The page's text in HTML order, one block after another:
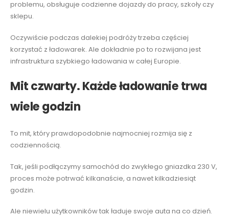
problemu, obsługuje codzienne dojazdy do pracy, szkoły czy
sklepu.
Oczywiście podczas dalekiej podróży trzeba częściej
korzystać z ładowarek. Ale dokładnie po to rozwijana jest
infrastruktura szybkiego ładowania w całej Europie.
Mit czwarty. Każde ładowanie trwa
wiele godzin
To mit, który prawdopodobnie najmocniej rozmija się z
codziennością.
Tak, jeśli podłączymy samochód do zwykłego gniazdka 230 V,
proces może potrwać kilkanaście, a nawet kilkadziesiąt
godzin.
Ale niewielu użytkowników tak ładuje swoje auta na co dzień.